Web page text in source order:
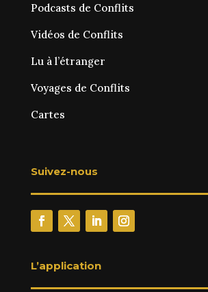
Podcasts de Conflits
Vidéos de Conflits
Lu à l’étranger
Voyages de Conflits
Cartes
Suivez-nous
L’application